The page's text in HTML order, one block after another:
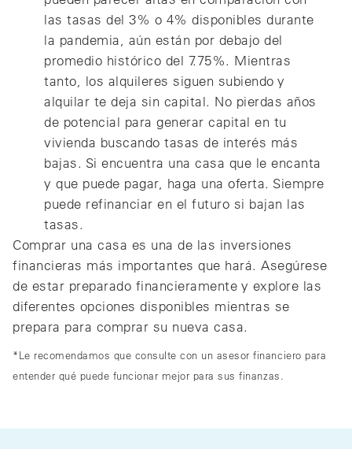
las tasas del 3% o 4% disponibles durante
la pandemia, aún están por debajo del
promedio histórico del 7.75%. Mientras
tanto, los alquileres siguen subiendo y
alquilar te deja sin capital. No pierdas años
de potencial para generar capital en tu
vivienda buscando tasas de interés más
bajas. Si encuentra una casa que le encanta
y que puede pagar, haga una oferta. Siempre
puede refinanciar en el futuro si bajan las
tasas.
Comprar una casa es una de las inversiones
financieras más importantes que hará. Asegúrese
de estar preparado financieramente y explore las
diferentes opciones disponibles mientras se
prepara para comprar su nueva casa.
*Le recomendamos que consulte con un asesor financiero para
entender qué puede funcionar mejor para sus finanzas.